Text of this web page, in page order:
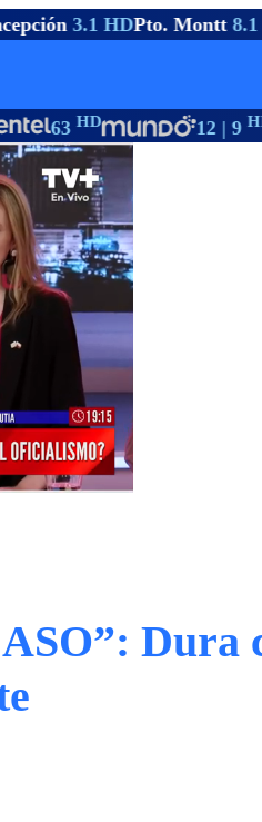
3.1 HDPto. Montt8.1
63HD 12 | 9HD
Dura